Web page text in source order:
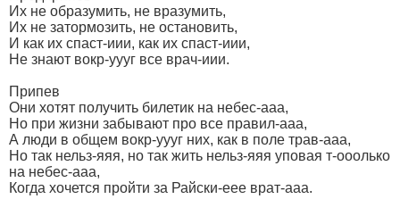
Их не образумить, не вразумить,
Их не затормозить, не остановить,
И как их спаст-иии, как их спаст-иии,
Не знают вокр-уууг все врач-иии.
Припев
Они хотят получить билетик на небес-ааа,
Но при жизни забывают про все правил-ааа,
А люди в общем вокр-уууг них, как в поле трав-ааа,
Но так нельз-яяя, но так жить нельз-яяя уповая т-ооолько
на небес-ааа,
Когда хочется пройти за Райски-еее врат-ааа.